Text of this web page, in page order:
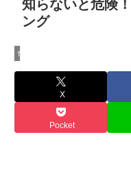
知らないと危険
ング
食の知識
X
Pocket